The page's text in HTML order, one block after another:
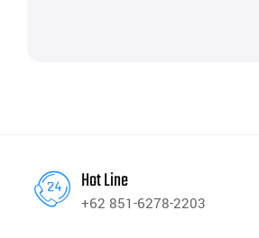
Hot Line
+62 851-6278-2203